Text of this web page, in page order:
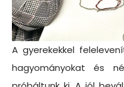
A gyerekekkel
hagyományokat és